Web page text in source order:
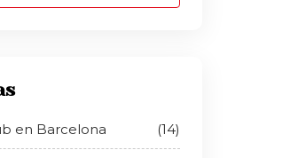
en Barcelona (14)